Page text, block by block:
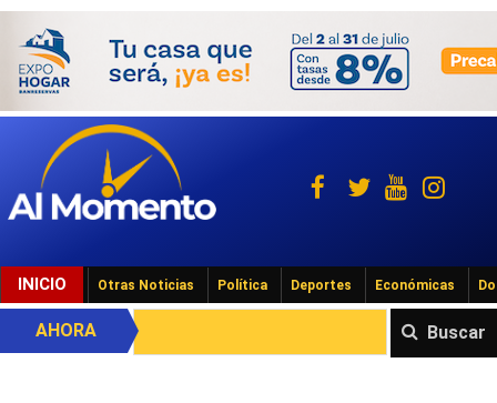
INICIO Otras Noticias Política Deportes Económicas
Buscar
AHORA